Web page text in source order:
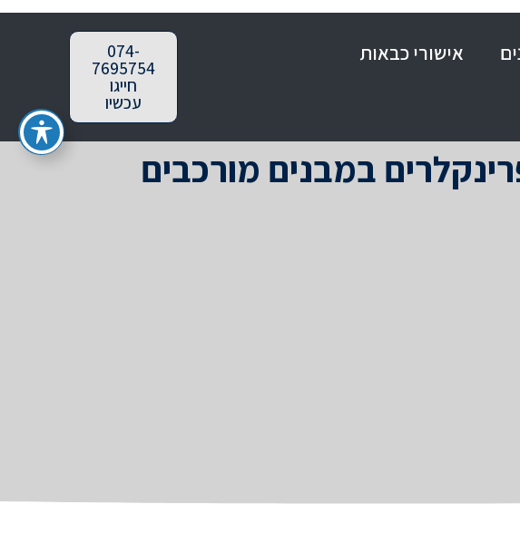
אישורי כבאות
074-
7695754
חייגו
עכשיו
במבנים מורכבים